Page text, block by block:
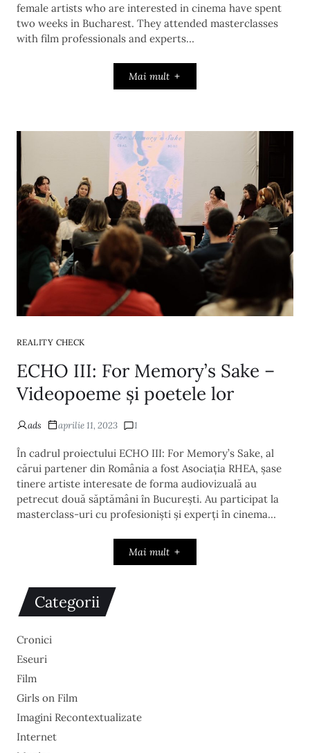
female artists who are interested in cinema have spent
two weeks in Bucharest. They attended masterclasses
with film professionals and experts…
Mai mult
REALITY CHECK
ECHO III: For Memory’s Sake –
Videopoeme și poetele lor
ads aprilie 11, 2023 1
În cadrul proiectului ECHO III: For Memory’s Sake, al
cărui partener din România a fost Asociația RHEA, șase
tinere artiste interesate de forma audiovizuală au
petrecut două săptămâni în București. Au participat la
masterclass-uri cu profesioniști și experți în cinema…
Mai mult
Categorii
Cronici
Eseuri
Film
Girls on Film
Imagini Recontextualizate
Internet